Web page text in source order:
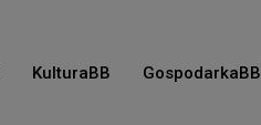
KulturaBB GospodarkaBB